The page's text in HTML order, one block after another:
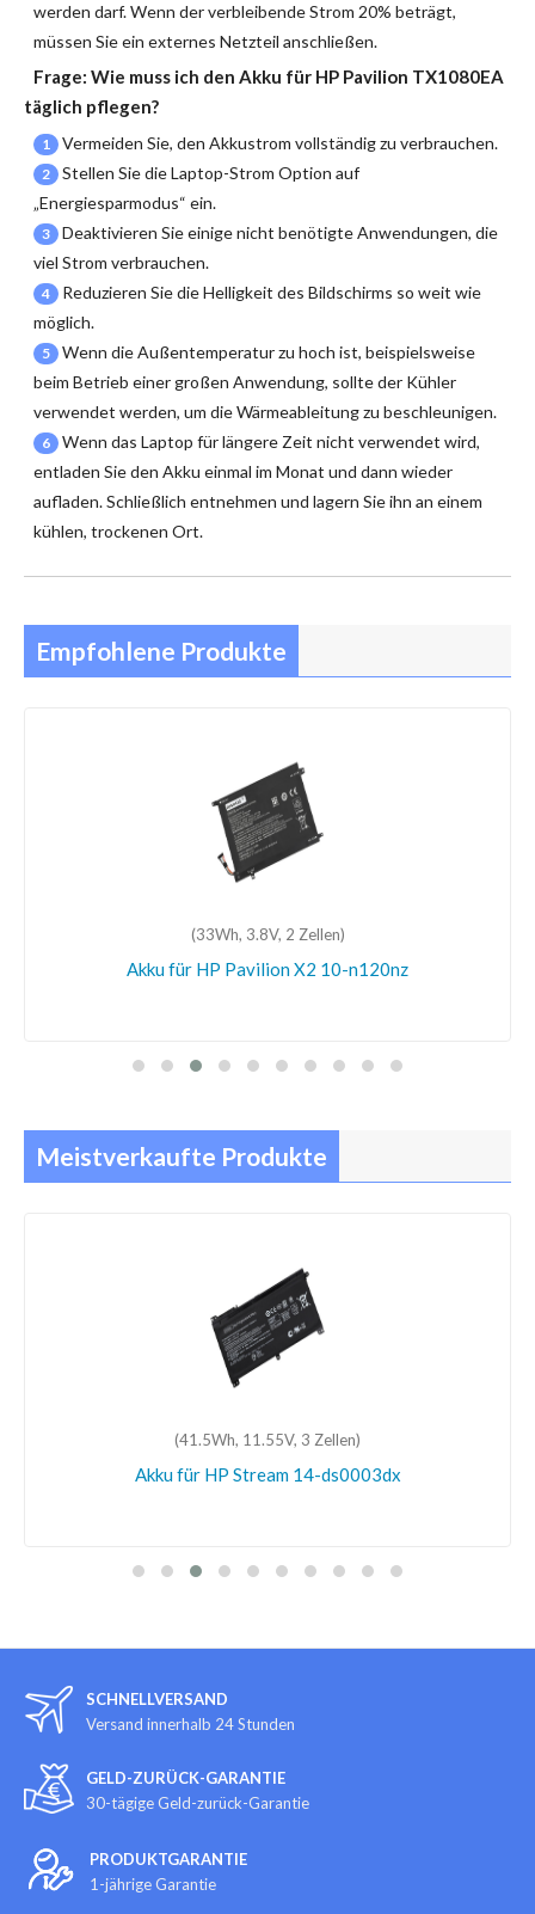
werden darf. Wenn der verbleibende Strom 20% beträgt,
müssen Sie ein externes Netzteil anschließen.
Frage: Wie muss ich den Akku für HP Pavilion TX1080EA
täglich pflegen?
1 Vermeiden Sie, den Akkustrom vollständig zu verbrauchen.
2
Stellen Sie die Laptop-Strom Option auf
„Energiesparmodus“ ein.
3
Deaktivieren Sie einige nicht benötigte Anwendungen, die
viel Strom verbrauchen.
4
Reduzieren Sie die Helligkeit des Bildschirms so weit wie
möglich.
5
Wenn die Außentemperatur zu hoch ist, beispielsweise
beim Betrieb einer großen Anwendung, sollte der Kühler
verwendet werden, um die Wärmeableitung zu beschleunigen.
6
Wenn das Laptop für längere Zeit nicht verwendet wird,
entladen Sie den Akku einmal im Monat und dann wieder
aufladen. Schließlich entnehmen und lagern Sie ihn an einem
kühlen, trockenen Ort.
Empfohlene Produkte
(33Wh, 3.8V, 2 Zellen)
Akku für HP Pavilion X2 10-n120nz
Meistverkaufte Produkte
(41.5Wh, 11.55V, 3 Zellen)
Akku für HP Stream 14-ds0003dx
SCHNELLVERSAND
Versand innerhalb 24 Stunden
GELD-ZURÜCK-GARANTIE
30-tägige Geld-zurück-Garantie
PRODUKTGARANTIE
1-jährige Garantie